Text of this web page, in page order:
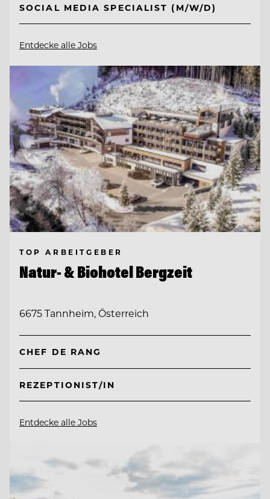
SOCIAL MEDIA SPECIALIST (M/W/D)
Entdecke alle Jobs
TOP ARBEITGEBER
Natur- & Biohotel Bergzeit
6675 Tannheim, Österreich
CHEF DE RANG
REZEPTIONIST/IN
Entdecke alle Jobs